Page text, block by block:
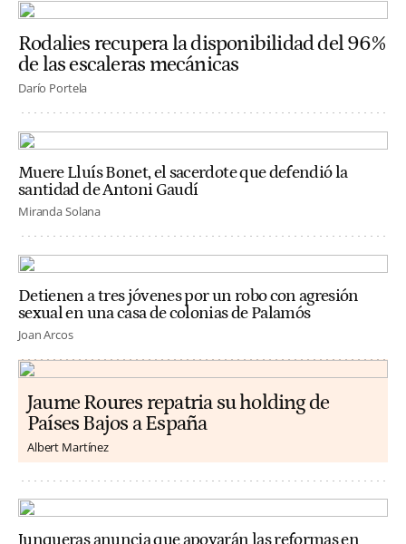
Rodalies recupera la disponibilidad del 96%
de las escaleras mecánicas
Darío Portela
Muere Lluís Bonet, el sacerdote que defendió la
santidad de Antoni Gaudí
Miranda Solana
Detienen a tres jóvenes por un robo con agresión
sexual en una casa de colonias de Palamós
Joan Arcos
Jaume Roures repatria su holding de
Países Bajos a España
Albert Martínez